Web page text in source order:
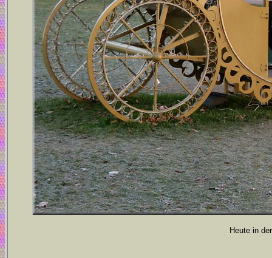
Heute in